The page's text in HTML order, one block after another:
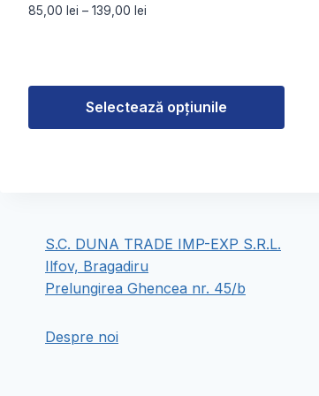
85,00 lei – 139,00 lei
până
la
Selectează opțiunile
variații.
Opțiunile
pot
alese
S.C. DUNA TRADE IMP-EXP S.R.L.
Ilfov, Bragadiru
Prelungirea Ghencea nr. 45/b
Despre noi